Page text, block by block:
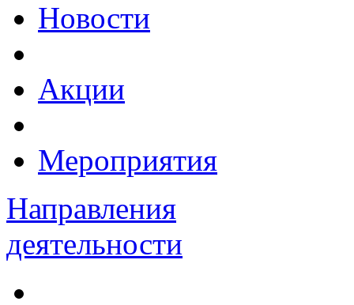
Новости
Акции
Мероприятия
Направления
деятельности